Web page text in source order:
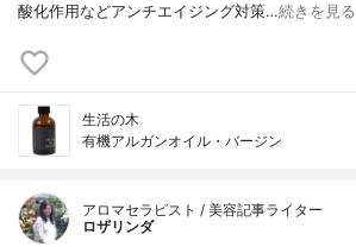
酸化作用などアンチエイジング対策…続きを見る
生活の木
有機アルガンオイル・バージン
アロマセラピスト / 美容記事ライター
ロザリンダ